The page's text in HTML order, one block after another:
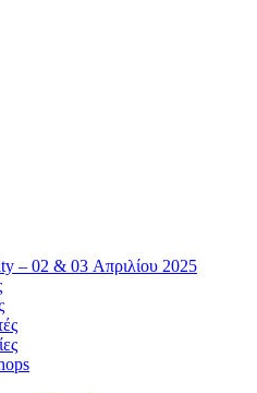
– 02 & 03 Απριλίου 2025